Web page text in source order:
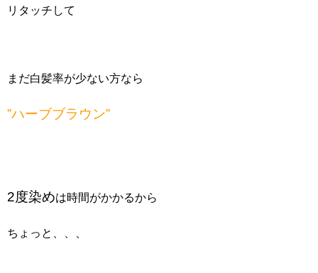
リタッチして
まだ白髪率が少ない方なら
”ハーブブラウン”
2度染めは時間がかかるから
ちょっと、、、